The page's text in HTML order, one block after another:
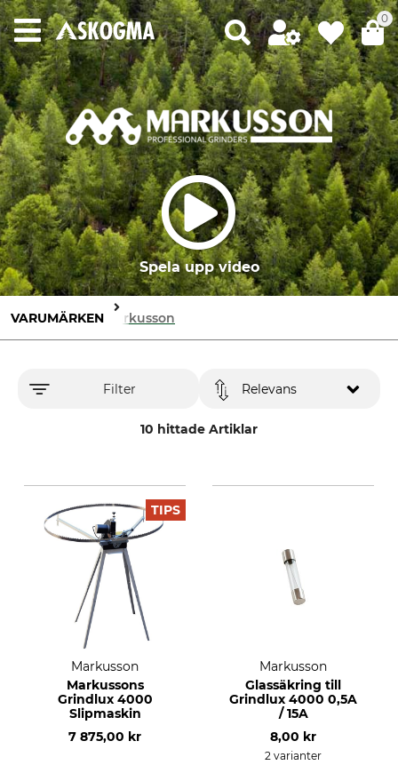
0
Spela upp video
VARUMÄRKEN Markusson
Filter
10 hittade Artiklar
Relevans
TIPS
Markusson
Markussons
Grindlux 4000
Slipmaskin
7 875,00 kr
Markusson
Glassäkring till
Grindlux 4000 0,5A
/ 15A
8,00 kr
2 varianter